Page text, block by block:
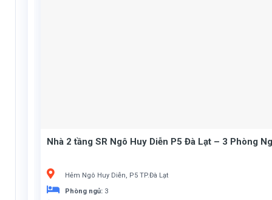
Nhà 2 tầng SR Ngô Huy Diễn P5 Đà Lạt – 3 Phòng
Hẻm Ngô Huy Diễn, P5 TP.Đà Lạt
Phòng ngủ: 3